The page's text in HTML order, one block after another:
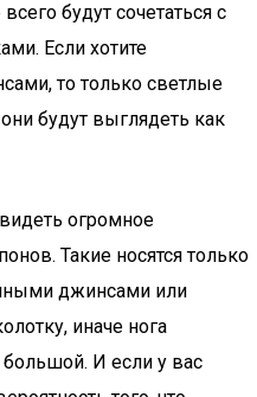
будут сочетаться с
Если хотите
то только светлые
будут выглядеть как
огромное
Такие носятся только
джинсами или
иначе нога
И если у вас